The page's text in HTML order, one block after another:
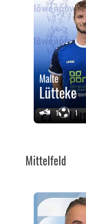
Malte
Lütteke
1 1
Mittelfeld